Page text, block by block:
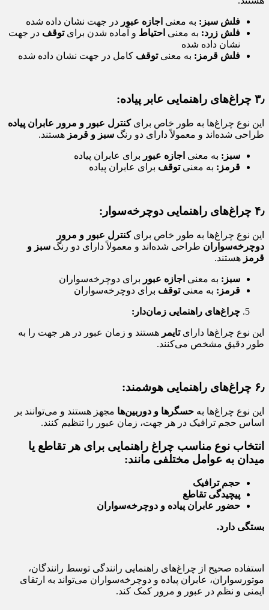
فلش سبز: به معنی اجازه عبور در جهت نشان داده شده
فلش زرد: به معنی احتیاط و آماده شدن برایتوقف در جهت
نشان داده شده
فلش قرمز: به معنیتوقف کامل در جهت نشان داده شده
۳٫ چراغ‌های راهنمایی عابر پیاده:
این نوع چراغ‌ها به طور خاص برایکنترل عبور و مرور عابران پیاده
طراحی شده‌اند و معمولاً دارای دو رنگ سبز و قرمز هستند.
سبز: به معنی اجازه عبور برای عابران پیاده
قرمز: به معنیتوقف برای عابران پیاده
۴٫ چراغ‌های راهنمایی دوچرخه‌سوار:
این نوع چراغ‌ها به طور خاص برایکنترل عبور و مرور
دوچرخه‌سواران طراحی شده‌اند و معمولاً دارای دو رنگ سبز و
قرمز هستند.
سبز: به معنی اجازه عبور برای دوچرخه‌سواران
قرمز: به معنیتوقف برای دوچرخه‌سواران
چراغ‌های راهنمایی زمان‌دار:
این نوع چراغ‌ها دارایتایمر هستند و زمان عبور در هر جهت را به
طور دقیق مشخص می‌کنند.
۶٫ چراغ‌های راهنمایی هوشمند:
این نوع چراغ‌ها به حسگرها و دوربین‌ها مجهز هستند و می‌توانند بر
اساس حجم ترافیک در هر جهت، زمان عبور را تنظیم کنند.
انتخاب نوع مناسب چراغ راهنمایی برای هر تقاطع یا
میدان به عوامل مختلفی مانند:
حجم ترافیک
پیچیدگی تقاطع
حضور عابران پیاده و دوچرخه‌سواران
بستگی دارد.
استفاده صحیح از چراغ‌های راهنمایی رانندگی توسط رانندگان،
موتورسواران، عابران پیاده و دوچرخه‌سواران می‌تواند به ارتقای
ایمنی و نظم در عبور و مرور کمک کند.